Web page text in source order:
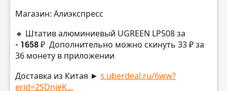
Магазин: Алиэкспресс
🔸 Штатив алюминиевый UGREEN LP508 за
- 1658 ₽ Дополнительно можно скинуть 33 ₽ за
36 монету в приложении
Доставка из Китая ► s.uberdeal.ru/6ww?
erid=2SDnjeK...